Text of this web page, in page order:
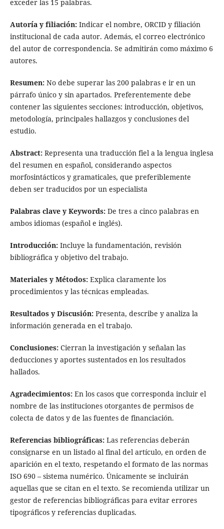
exceder las 15 palabras.
Autoría y filiación:Indicar el nombre, ORCID y filiación
institucional de cada autor. Además, el correo electrónico
del autor de correspondencia. Se admitirán como máximo 6
autores.
Resumen:No debe superar las 200 palabras e ir en un
párrafo único y sin apartados. Preferentemente debe
contener las siguientes secciones: introducción, objetivos,
metodología, principales hallazgos y conclusiones del
estudio.
Abstract:Representa una traducción fiel a la lengua inglesa
del resumen en español, considerando aspectos
morfosintácticos y gramaticales, que preferiblemente
deben ser traducidos por un especialista
Palabras clave y Keywords:De tres a cinco palabras en
ambos idiomas (español e inglés).
Introducción:Incluye la fundamentación, revisión
bibliográfica y objetivo del trabajo.
Materiales y Métodos: Explica claramente los
procedimientos y las técnicas empleadas.
Resultados y Discusión:Presenta, describe y analiza la
información generada en el trabajo.
Conclusiones:Cierran la investigación y señalan las
deducciones y aportes sustentados en los resultados
hallados.
Agradecimientos:En los casos que corresponda incluir el
nombre de las instituciones otorgantes de permisos de
colecta de datos y de las fuentes de financiación.
Referencias bibliográficas:Las referencias deberán
consignarse en un listado al final del artículo, en orden de
aparición en el texto, respetando el formato de las normas
ISO 690 – sistema numérico. Únicamente se incluirán
aquellas que se citan en el texto. Se recomienda utilizar un
gestor de referencias bibliográficas para evitar errores
tipográficos y referencias duplicadas.